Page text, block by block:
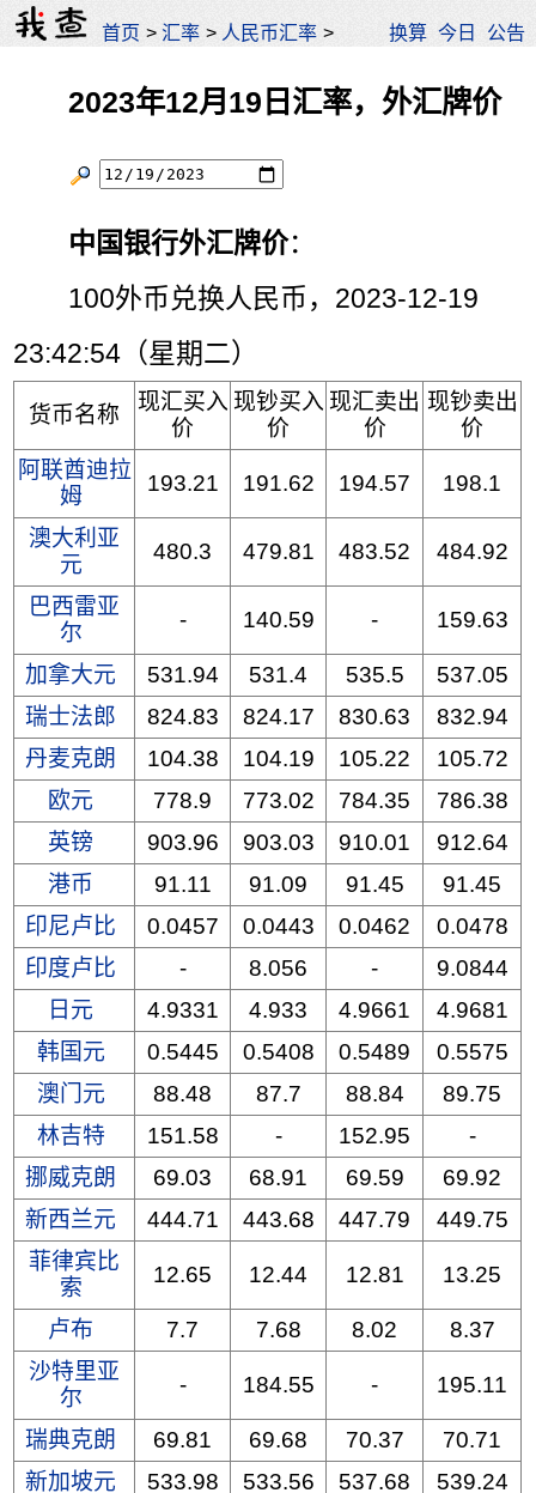
首页 >汇率 > 人民币汇率 > 换算 今日 公告
2023年12月19日汇率，外汇牌价
中国银行外汇牌价：
100外币兑换人民币，2023-12-19
23:42:54（星期二）
货币名称
现汇买入
价
现钞买入
价
现汇卖出
价
现钞卖出
价
阿联酋迪拉
姆
193.21 191.62 194.57 198.1
澳大利亚
元
480.3 479.81 483.52 484.92
巴西雷亚
尔
- 140.59 - 159.63
加拿大元 531.94 531.4 535.5
537.05
瑞士法郎
824.83 824.17 830.63
832.94
丹麦克朗
104.38 104.19 105.22
105.72
欧元
778.9 773.02 784.35
786.38
英镑
903.96 903.03 910.01
912.64
港币
91.11 91.09 91.45
91.45
印尼卢比
0.0457 0.0443 0.0462
0.0478
印度卢比
- 8.056 -
9.0844
日元
4.9331 4.933 4.9661
4.9681
韩国元
0.5445 0.5408 0.5489
0.5575
澳门元
88.48 87.7 88.84
89.75
林吉特
151.58 - 152.95
-
挪威克朗
69.03 68.91 69.59
69.92
新西兰元
444.71 443.68 447.79
449.75
菲律宾比
索
12.65 12.44 12.81 13.25
卢布 7.7 7.68 8.02
8.37
沙特里亚
尔
- 184.55 - 195.11
瑞典克朗 69.81 69.68 70.37
70.71
新加坡元
533.98 533.56 537.68
539.24